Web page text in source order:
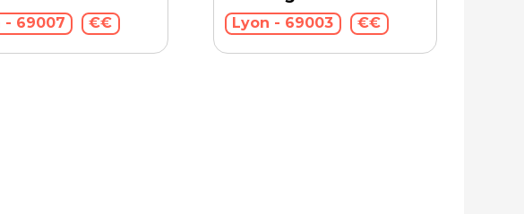
- 69007 €€ Lyon - 69003 €€